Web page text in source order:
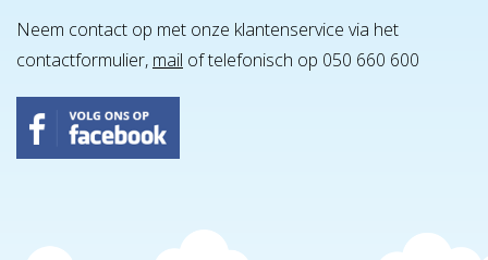
Neem contact op met onze klantenservice via het
contactformulier, mail of telefonisch op 050 660 600